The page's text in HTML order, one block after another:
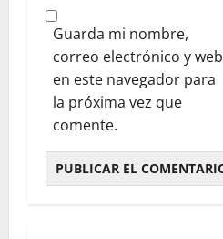
Guarda mi nombre,
correo electrónico y web
en este navegador para
la próxima vez que
comente.